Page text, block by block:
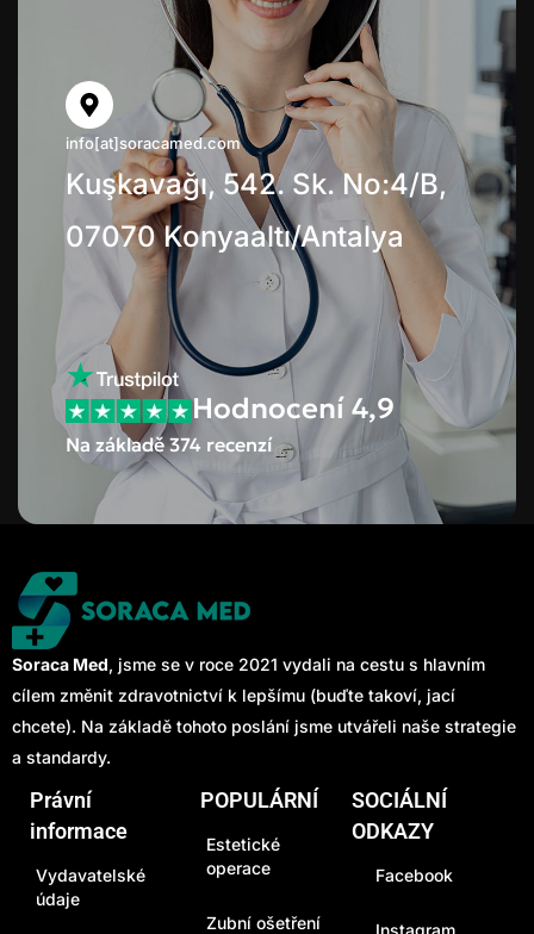
info[at]soracamed.com
Kuşkavağı, 542. Sk. No:4/B,
07070 Konyaaltı/Antalya
Hodnocení 4,9
Na základě 374 recenzí
Soraca Med, jsme se v roce 2021 vydali na cestu s hlavním
cílem změnit zdravotnictví k lepšímu (buďte takoví, jací
chcete). Na základě tohoto poslání jsme utvářeli naše strategie
a standardy.
Právní
informace
Vydavatelské
údaje
POPULÁRNÍ
Estetické
operace
Zubní ošetření
SOCIÁLNÍ
ODKAZY
Facebook
Instagram